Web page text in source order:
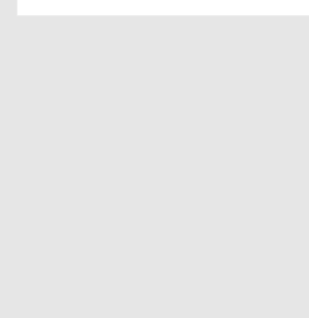
और हायर सेकेंडरी सर्टिफिकेट (HSC) दोनों परीक्षाओं के